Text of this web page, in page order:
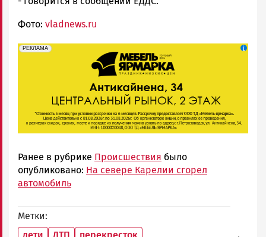
Фото: vladnews.ru
erid: 2SDnjeFymr3
РЕКЛАМА
Реклама
Ранее в рубрике Происшествия было
опубликовано: На севере Карелии сгорел
автомобиль
Метки